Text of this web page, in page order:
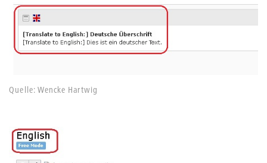
Quelle: Wencke Hartwig